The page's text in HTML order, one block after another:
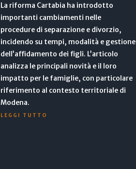
La riforma Cartabia ha introdotto
importanti cambiamenti nelle
procedure di separazione e divorzio,
incidendo su tempi, modalità e gestione
dell’affidamento dei figli. L’articolo
analizza le principali novità e il loro
impatto per le famiglie, con particolare
riferimento al contesto territoriale di
Modena.
LEGGI TUTTO